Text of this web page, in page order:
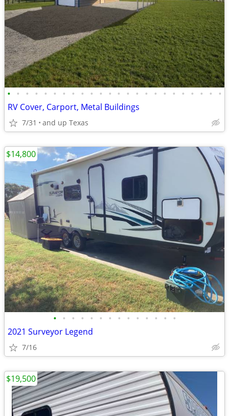
• • • • • • • • • • • • • • • • • • • • • • • •
RV Cover, Carport, Metal Buildings
7/31 and up Texas
• • • • • • • • • • • • • •
2021 Surveyor Legend
7/16
$14,800
$19,500